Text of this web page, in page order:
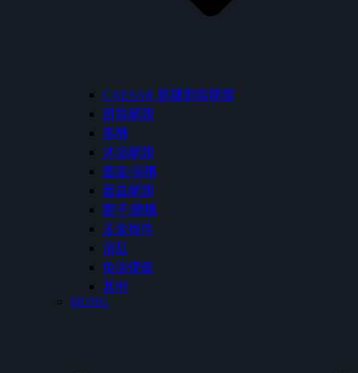
CAESAR 凱薩廚房龍頭
廚房龍頭
馬桶
沐浴龍頭
面盆/浴櫃
面盆龍頭
鏡子/鏡櫃
五金掛件
浴缸
免治便座
其他
HONG